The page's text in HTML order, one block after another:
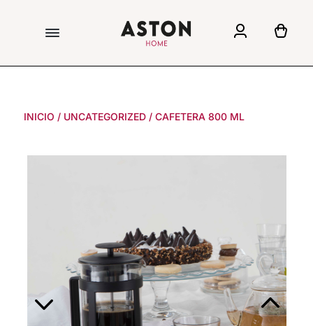
INICIO / UNCATEGORIZED/ CAFETERA 800 ML